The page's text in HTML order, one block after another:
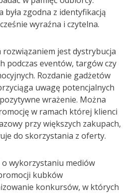
była zgodna z identyfikacją
wyraźna i czytelna.
jest dystrybucja
podczas eventów, targów czy
Rozdanie gadżetów
uwagę potencjalnych
wrażenie. Można
w ramach której klienci
przy większych zakupach,
do skorzystania z oferty.
wykorzystaniu mediów
kubków
konkursów, w których